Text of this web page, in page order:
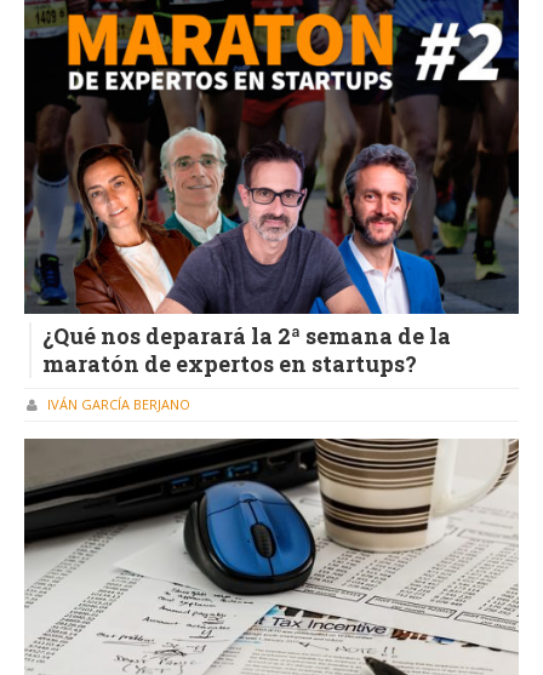
¿Qué nos deparará la 2ª semana de la
maratón de expertos en startups?
IVÁN GARCÍA BERJANO